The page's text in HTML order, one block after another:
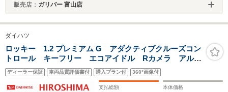
販売店： ガリバー 富山店
ダイハツ
ロッキー 1.2 プレミアム G アダクティブクルーズコン
トロール キーフリー エコアイドル Rカメラ アル
ミ レーンアシスト LEDヘッドランプ スマートキー&
プッシュスタート 盗難防止装置 オートライト シー
トヒーター Cソナー
ディーラー保証 車両品質評価書付 購入プラン付 360°画像付
支払総額 本体価格